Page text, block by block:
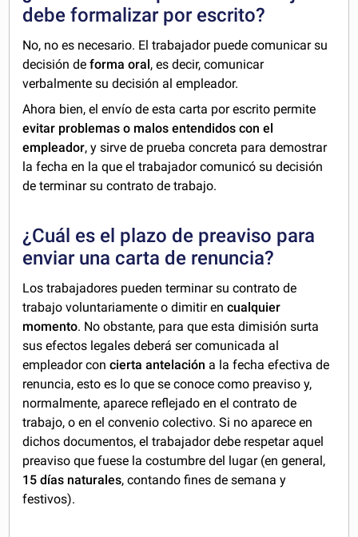
debe formalizar por escrito?
No, no es necesario. El trabajador puede comunicar su
decisión de forma oral , es decir, comunicar
verbalmente su decisión al empleador.
Ahora bien, el envío de esta carta por escrito permite
evitar problemas o malos entendidos con el
empleador, y sirve de prueba concreta para demostrar
la fecha en la que el trabajador comunicó su decisión
de terminar su contrato de trabajo.
¿Cuál es el plazo de preaviso para
enviar una carta de renuncia?
Los trabajadores pueden terminar su contrato de
trabajo voluntariamente o dimitir encualquier
momento. No obstante, para que esta dimisión surta
sus efectos legales deberá ser comunicada al
empleador concierta antelación a la fecha efectiva de
renuncia, esto es lo que se conoce como preaviso y,
normalmente, aparece reflejado en el contrato de
trabajo, o en el convenio colectivo. Si no aparece en
dichos documentos, el trabajador debe respetar aquel
preaviso que fuese la costumbre del lugar (en general,
15 días naturales, contando fines de semana y
festivos).